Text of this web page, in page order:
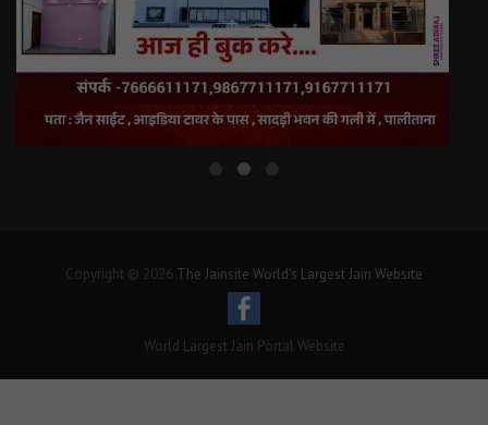
Copyright © 2026 The Jainsite World's Largest Jain Website
World Largest Jain Portal Website